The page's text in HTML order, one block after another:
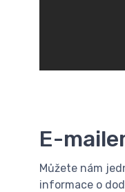
E-
Můžete nám
informace o